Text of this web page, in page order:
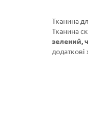
Тканина
Тканина
зелений,
додаткові